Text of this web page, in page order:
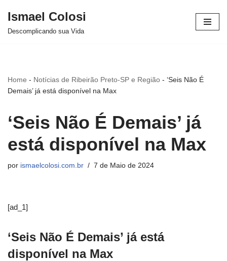
Avançar
Ismael Colosi
Descomplicando sua Vida
Home - Notícias de Ribeirão Preto-SP e Região - ‘Seis Não É
Demais’ já está disponível na Max
‘Seis Não É Demais’ já
está disponível na Max
por ismaelcolosi.com.br 7 de Maio de 2024
[ad_1]
‘Seis Não É Demais’ já está
disponível na Max